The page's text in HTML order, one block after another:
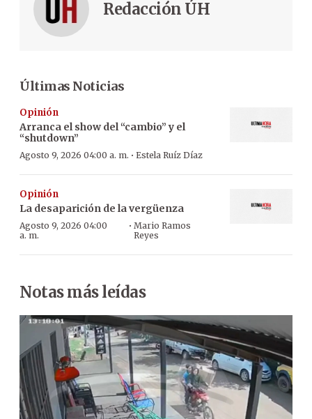
Redacción ÚH
Últimas Noticias
Opinión
Arranca el show del “cambio” y el
“shutdown”
Agosto 9, 2026 04:00 a. m. · Estela Ruíz Díaz
Opinión
La desaparición de la vergüenza
Agosto 9, 2026 04:00
a. m.
· Mario Ramos
Reyes
Notas más leídas